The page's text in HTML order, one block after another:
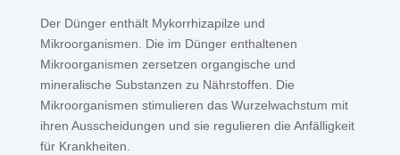
Der Dünger enthält Mykorrhizapilze und
Mikroorganismen. Die im Dünger enthaltenen
Mikroorganismen zersetzen organgische und
mineralische Substanzen zu Nährstoffen. Die
Mikroorganismen stimulieren das Wurzelwachstum mit
ihren Ausscheidungen und sie regulieren die Anfälligkeit
für Krankheiten.